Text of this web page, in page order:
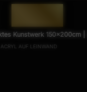
Kunstwerk 150x200cm |
AUF LEINWAND